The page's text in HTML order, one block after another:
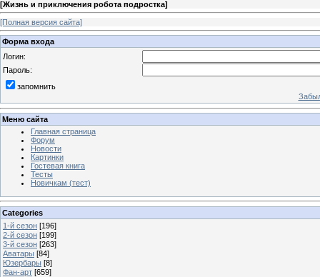
[Жизнь и приключения робота подростка]
[Полная версия сайта]
Форма входа
Логин:
Пароль:
запомнить
Меню сайта
Главная страница
Форум
Новости
Картинки
Гостевая книга
Тесты
Новичкам (тест)
Categories
1-й сезон [196]
2-й сезон [199]
3-й сезон [263]
Аватары [84]
Юзербары [8]
Фан-арт [659]